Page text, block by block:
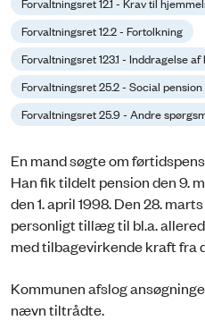
Forvaltningsret 12.2 - Fortolkning
Forvaltningsret 123.1 - Inddragelse
Forvaltningsret 25.2 - Social pension
Forvaltningsret 25.9 - Andre
En mand søgte om
Han fik tildelt pension den 9.
den 1. april 1998. Den 28.
personligt tillæg til bl.a.
med tilbagevirkende kraft fra
Kommunen afslog
nævn tiltrådte.